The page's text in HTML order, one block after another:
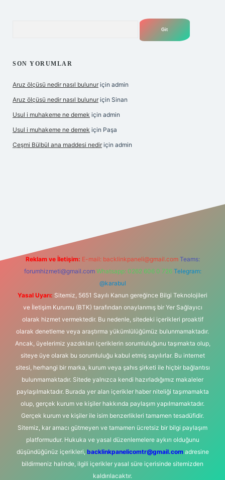
SON YORUMLAR
Aruz ölçüsü nedir nasıl bulunur için admin
Aruz ölçüsü nedir nasıl bulunur için Sinan
Usul i muhakeme ne demek için admin
Usul i muhakeme ne demek için Paşa
Çeşmi Bülbül ana maddesi nedir için admin
Reklam ve İletişim: E-mail: backlinkpaneli@gmail.com Teams:
forumhizmeti@gmail.com Whatsapp: 0262 606 0 726 Telegram:
@karabul
Yasal Uyarı: Sitemiz, 5651 Sayılı Kanun gereğince Bilgi Teknolojileri
ve İletişim Kurumu (BTK) tarafından onaylanmış bir Yer Sağlayıcı
olarak hizmet vermektedir. Bu nedenle, sitedeki içerikleri proaktif
olarak denetleme veya araştırma yükümlülüğümüz bulunmamaktadır.
Ancak, üyelerimiz yazdıkları içeriklerin sorumluluğunu taşımakta olup,
siteye üye olarak bu sorumluluğu kabul etmiş sayılırlar. Bu internet
sitesi, herhangi bir marka, kurum veya şahıs şirketi ile hiçbir bağlantısı
bulunmamaktadır. Sitede yalnızca kendi hazırladığımız makaleler
paylaşılmaktadır. Burada yer alan içerikler haber niteliği taşımamakta
olup, gerçek kurum ve kişiler hakkında paylaşım yapılmamaktadır.
Gerçek kurum ve kişiler ile isim benzerlikleri tamamen tesadüfidir.
Sitemiz, kar amacı gütmeyen ve tamamen ücretsiz bir bilgi paylaşım
platformudur. Hukuka ve yasal düzenlemelere aykırı olduğunu
düşündüğünüz içerikleri, backlinkpanelicomtr@gmail.comadresine
bildirmeniz halinde, ilgili içerikler yasal süre içerisinde sitemizden
kaldırılacaktır.